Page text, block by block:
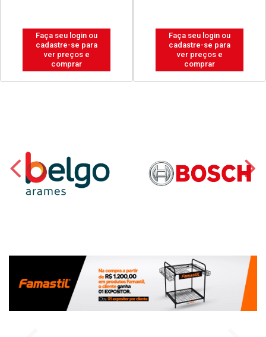
Faça seu login ou
cadastre-se para
ver preços e
Faça seu login ou
cadastre-se para
ver preços e